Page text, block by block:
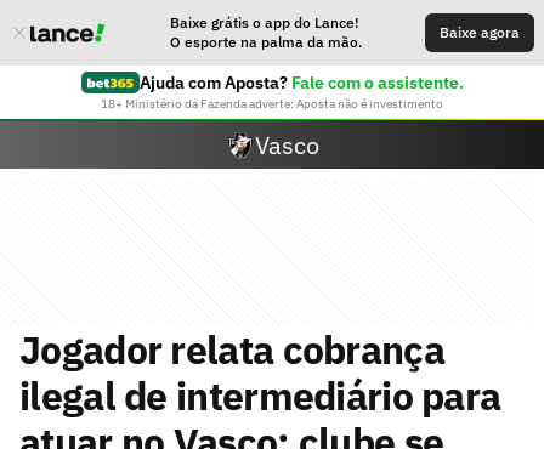
Baixe grátis o app do Lance!
O esporte na palma da mão.
Baixe agora
Ajuda com Aposta? Fale com o assistente.
18+ Ministério da Fazenda adverte: Aposta não é investimento
Vasco
Jogador relata cobrança
ilegal de intermediário para